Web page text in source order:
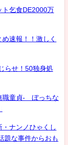
ト乞食DE2000万
速報！！激しく
らせ！50独身処
職童貞- ぼっちな
ナンノひゃくし
題な事件からおも